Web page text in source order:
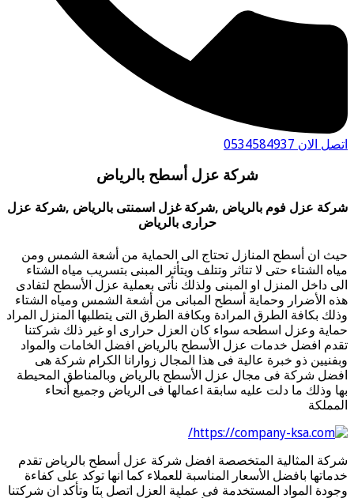
الان 0534584937
شركة عزل أسطح بالرياض
عزل فوم بالرياض ,شركة غزل اسمنتى بالرياض ,شركة عزل
حرارى بالرياض
ان أسطح المنازل تحتاج الى الحماية من أشعة الشمس ومن
الشتاء حتى لا تتاثر وتتلف ويتأثر المبنى بتسريب مياه الشتاء
داخل المنزل او المبنى ولذلك نأتى بعملية عزل الأسطح لتفادى
الأضرار وحماية أسطح المبانى من أشعة الشمس ومياه الشتاء
بكافة الطرق المرادة وبكافة الطرق التى يتطلبها المنزل المراد
وعزل اسطحه سواء كان العزل حرارى او غير ذلك شركتنا
افضل خدمات عزل الأسطح بالرياض افضل الخامات والمواد
ذو خبرة عالية فى هذا المجال زوارانا الكرام شركة هى
شركة فى مجال عزل الأسطح بالرياض وبالمناطق المحيطة
وذلك ما دلت عليه سابقة اعمالها فى الرياض وجميع أنحاء
المثالية المتخصصة افضل شركة عزل أسطح بالرياض تقدم
بافضل الأسعار المناسبة للعملاء كما انها توكد على كفاءة
المواد المستخدمة فى عملية العزل اتصل بِنَا وتأكد ان شركتنا